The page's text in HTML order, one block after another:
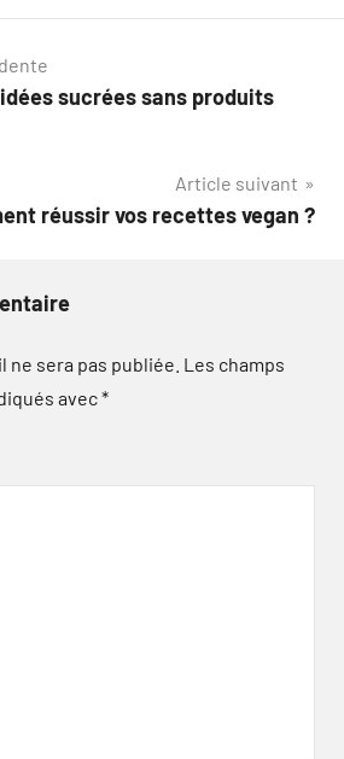
sucrées sans produits
Article suivant
réussir vos recettes vegan ?
ne sera pas publiée. Les champs
avec*